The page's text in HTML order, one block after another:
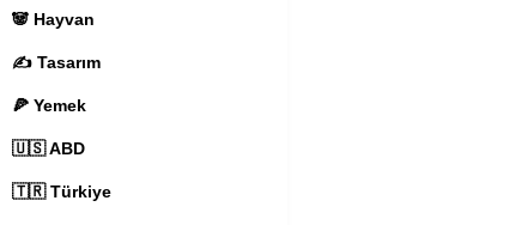
🐼 Hayvan
✍️ Tasarım
🍕 Yemek
🇺🇸 ABD
🇹🇷 Türkiye